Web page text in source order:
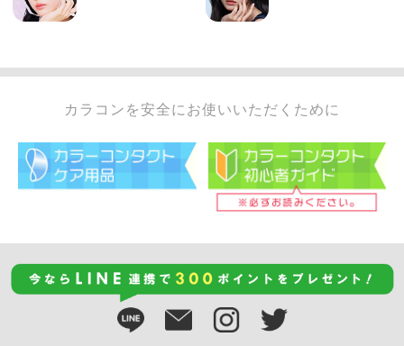
カラコンを安全にお使いいただくために